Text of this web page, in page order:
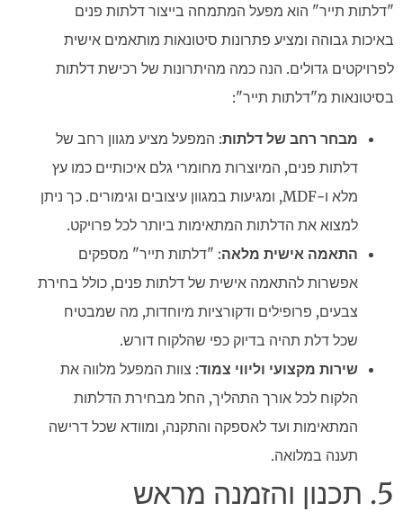
"דלתות תייר" הוא מפעל המתמחה בייצור דלתות פנים
באיכות גבוהה ומציע פתרונות סיטונאות מותאמים אישית
לפרויקטים גדולים. הנה כמה מהיתרונות של רכישת דלתות
בסיטונאות מ"דלתות תייר":
מבחר רחב של דלתות: המפעל מציע מגוון רחב של
דלתות פנים, המיוצרות מחומרי גלם איכותיים כמו עץ
מלא ו-MDF, ומגיעות במגוון עיצובים וגימורים. כך ניתן
למצוא את הדלתות המתאימות ביותר לכל פרויקט.
התאמה אישית מלאה: "דלתות תייר" מספקים
אפשרות להתאמה אישית של דלתות פנים, כולל בחירת
צבעים, פרופילים ודקורציות מיוחדות, מה שמבטיח
שכל דלת תהיה בדיוק כפי שהלקוח דורש.
שירות מקצועי וליווי צמוד: צוות המפעל מלווה את
הלקוח לכל אורך התהליך, החל מבחירת הדלתות
המתאימות ועד לאספקה והתקנה, ומוודא שכל דרישה
תענה במלואה.
5. תכנון והזמנה מראש